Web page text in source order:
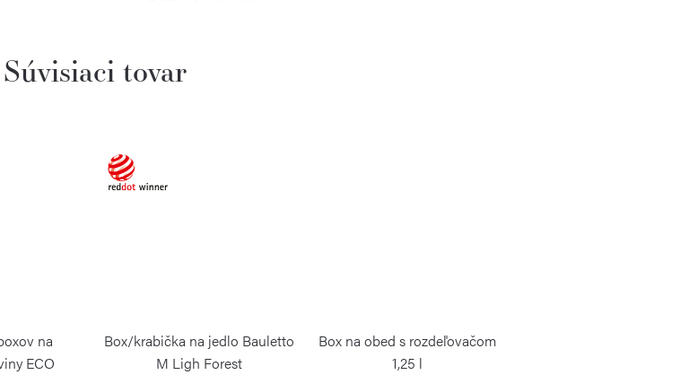
Súvisiaci tovar
na
ECO
Box/krabička na jedlo Bauletto
M Ligh Forest
Box na obed s rozdeľovačom
1,25 l